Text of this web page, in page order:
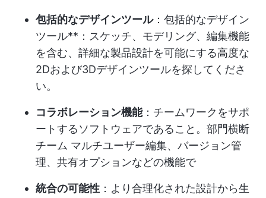
包括的なデザインツール：包括的なデザイン
ツール**：スケッチ、モデリング、編集機能
を含む、詳細な製品設計を可能にする高度な
2Dおよび3Dデザインツールを探してくださ
い。
コラボレーション機能：チームワークをサポ
ートするソフトウェアであること。 部門横断
チーム マルチユーザー編集、バージョン管
理、共有オプションなどの機能で
統合の可能性 ：より合理化された設計から生